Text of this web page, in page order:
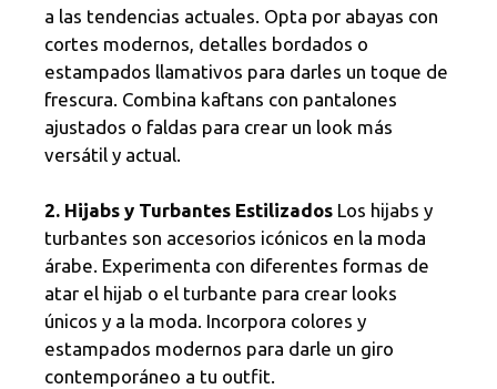
a las tendencias actuales. Opta por abayas con
cortes modernos, detalles bordados o
estampados llamativos para darles un toque de
frescura. Combina kaftans con pantalones
ajustados o faldas para crear un look más
versátil y actual.
2. Hijabs y Turbantes Estilizados Los hijabs y
turbantes son accesorios icónicos en la moda
árabe. Experimenta con diferentes formas de
atar el hijab o el turbante para crear looks
únicos y a la moda. Incorpora colores y
estampados modernos para darle un giro
contemporáneo a tu outfit.